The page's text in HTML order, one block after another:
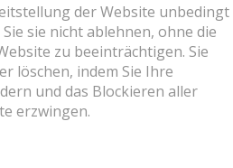
der Website unbedingt
sie nicht ablehnen, ohne die
zu beeinträchtigen. Sie
löschen, indem Sie Ihre
und das Blockieren aller
erzwingen.